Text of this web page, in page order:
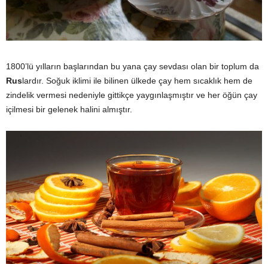
1800’lü yılların başlarından bu yana çay sevdası olan bir toplum da
Ruslardır. Soğuk iklimi ile bilinen ülkede çay hem sıcaklık hem de
zindelik vermesi nedeniyle gittikçe yaygınlaşmıştır ve her öğün çay
içilmesi bir gelenek halini almıştır.